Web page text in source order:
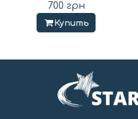
700 грн
Купить